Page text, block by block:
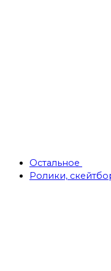
Остальное
Ролики,